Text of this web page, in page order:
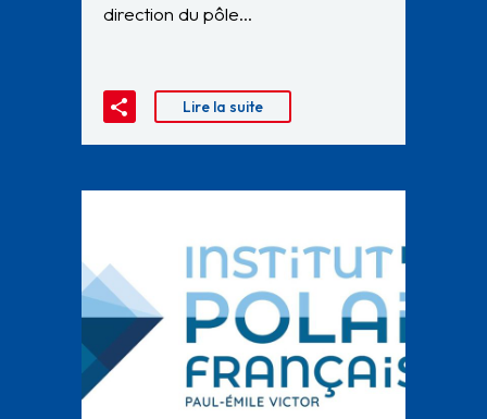
direction du pôle…
Lire la suite